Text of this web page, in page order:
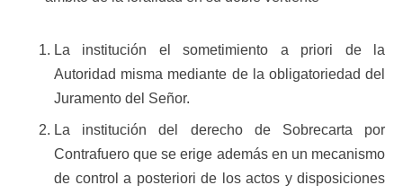
La institución el sometimiento a priori de la
Autoridad misma mediante de la obligatoriedad del
Juramento del Señor.
La institución del derecho de Sobrecarta por
Contrafuero que se erige además en un mecanismo
de control a posteriori de los actos y disposiciones